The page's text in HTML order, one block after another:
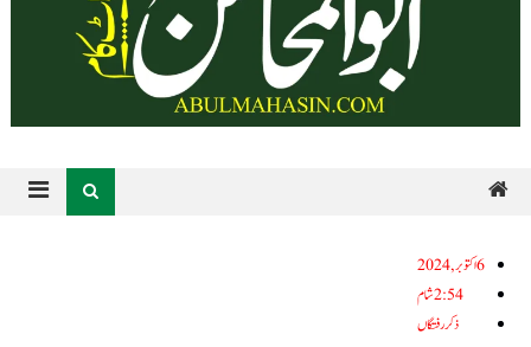
6اکتوبر, 2024
2:54 شام
ذکر رفتگاں